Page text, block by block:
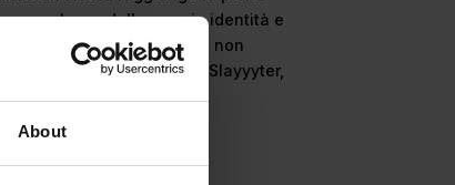
About
della propria identità e
comunicarla, il mondo non
più ignorala. È il caso di Slayyyter,
tutto